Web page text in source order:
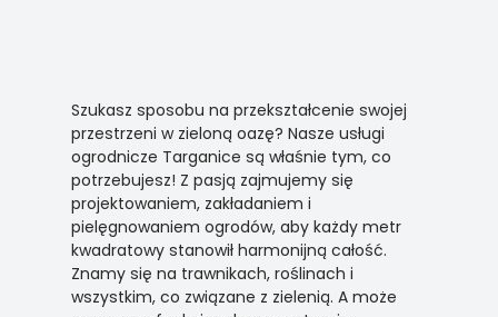
Szukasz sposobu na przekształcenie swojej
przestrzeni w zieloną oazę? Nasze usługi
ogrodnicze Targanice są właśnie tym, co
potrzebujesz! Z pasją zajmujemy się
projektowaniem, zakładaniem i
pielęgnowaniem ogrodów, aby każdy metr
kwadratowy stanowił harmonijną całość.
Znamy się na trawnikach, roślinach i
wszystkim, co związane z zielenią. A może